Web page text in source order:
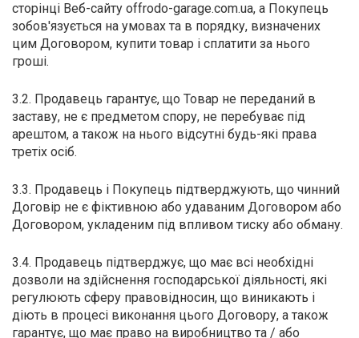
сторінці Веб-сайту offrodo-garage.com.ua, а Покупець
зобов'язується на умовах та в порядку, визначених
цим Договором, купити товар і сплатити за нього
гроші.
3.2. Продавець гарантує, що Товар не переданий в
заставу, не є предметом спору, не перебуває під
арештом, а також на нього відсутні будь-які права
третіх осіб.
3.3. Продавець і Покупець підтверджують, що чинний
Договір не є фіктивною або удаваним Договором або
Договором, укладеним під впливом тиску або обману.
3.4. Продавець підтверджує, що має всі необхідні
дозволи на здійснення господарської діяльності, які
регулюють сферу правовідносин, що виникають і
діють в процесі виконання цього Договору, а також
гарантує, що має право на виробництво та / або